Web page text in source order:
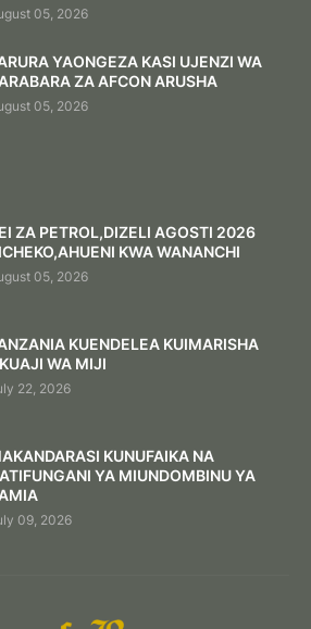
05, 2026
YAONGEZA KASI UJENZI WA
ZA AFCON ARUSHA
05, 2026
ZA PETROL,DIZELI AGOSTI 2026
KWA WANANCHI
05, 2026
KUENDELEA KUIMARISHA
WA MIJI
22, 2026
KUNUFAIKA NA
YA MIUNDOMBINU YA
09, 2026